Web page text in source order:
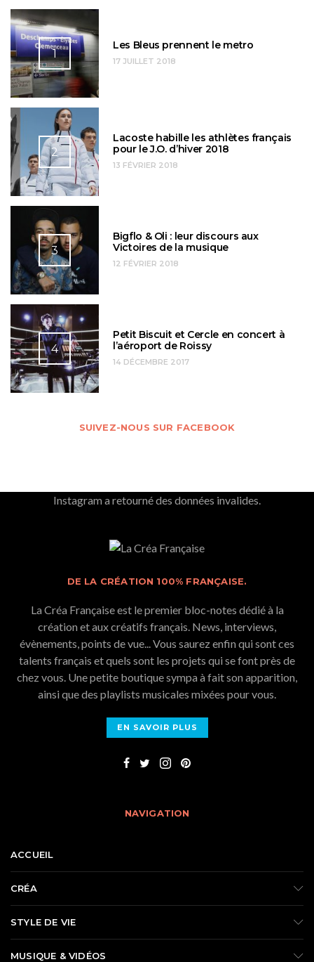
1
Les Bleus prennent le metro
17 JUILLET 2018
2
Lacoste habille les athlètes français
pour le J.O. d’hiver 2018
13 FÉVRIER 2018
3
Bigflo & Oli : leur discours aux
Victoires de la musique
12 FÉVRIER 2018
4
Petit Biscuit et Cercle en concert à
l’aéroport de Roissy
14 DÉCEMBRE 2017
SUIVEZ-NOUS SUR FACEBOOK
Instagram a retourné des données invalides.
DE LA CRÉATION 100% FRANÇAISE.
La Créa Française est le premier bloc-notes dédié à la
création et aux créatifs français. News, interviews,
évènements, points de vue... Vous saurez enfin qui sont ces
talents français et quels sont les projets qui se font près de
chez vous. Une petite boutique sympa à fait son apparition,
ainsi que des playlists musicales mixées pour vous.
EN SAVOIR PLUS
NAVIGATION
ACCUEIL
CRÉA
STYLE DE VIE
MUSIQUE & VIDÉOS